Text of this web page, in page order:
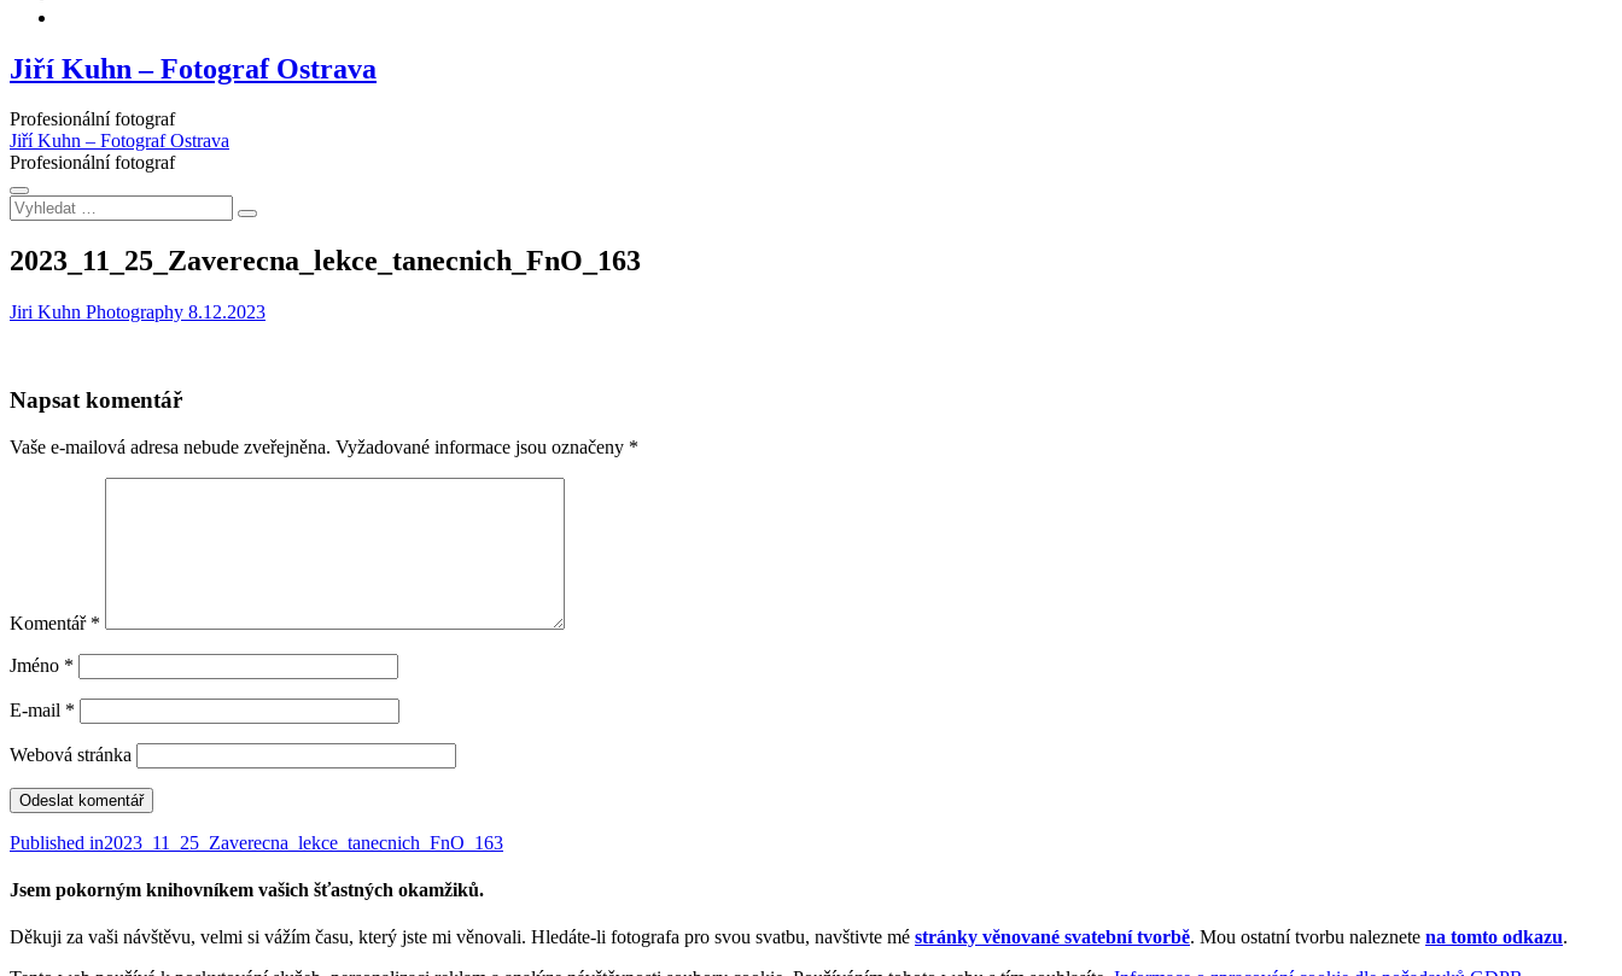
Jiří Kuhn – Fotograf Ostrava
Profesionální fotograf
Jiří Kuhn – Fotograf Ostrava
Profesionální fotograf
Vyhledat
…
2023_11_25_Zaverecna_lekce_tanecnich_FnO_163
Jiri Kuhn Photography 8.12.2023
Napsat komentář
Vaše e-mailová adresa nebude zveřejněna. Vyžadované informace jsou označeny *
Komentář *
Jméno *
E-mail *
Webová stránka
Navigace
pro
Published in2023_11_25_Zaverecna_lekce_tanecnich_FnO_163
Jsem pokorným knihovníkem vašich šťastných okamžiků.
Děkuji za vaši návštěvu, velmi si vážím času, který jste mi věnovali. Hledáte-li fotografa pro svou svatbu, navštivte mé stránky věnované svatební tvorbě. Mou ostatní tvorbu naleznete na tomto odkazu.